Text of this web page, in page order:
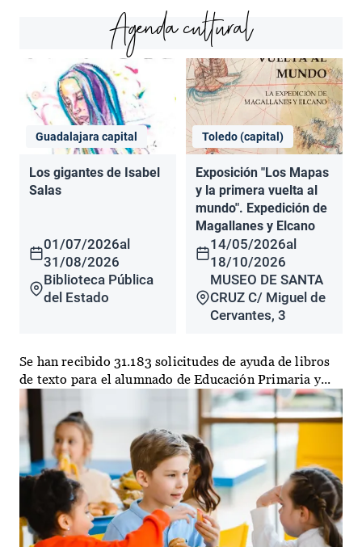
Agenda cultural
Guadalajara capital
Los gigantes de Isabel
Salas
01/07/2026al
31/08/2026
Biblioteca Pública
del Estado
Toledo (capital)
Exposición "Los Mapas
y la primera vuelta al
mundo". Expedición de
Magallanes y Elcano
14/05/2026al
18/10/2026
MUSEO DE SANTA
CRUZ C/ Miguel de
Cervantes, 3
Se han recibido 31.183 solicitudes de ayuda de libros
de texto para el alumnado de Educación Primaria y...